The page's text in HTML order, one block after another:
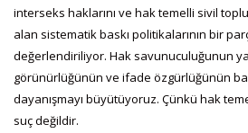
interseks haklarını ve hak temelli sivil
alan sistematik baskı politikalarının bir
değerlendiriliyor. Hak savunuculuğunun
görünürlüğünün ve ifade özgürlüğünün
dayanışmayı büyütüyoruz. Çünkü hak
suç değildir.